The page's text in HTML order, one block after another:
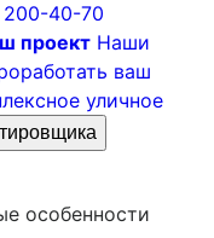
200-40-70
проект Наши
ваш
уличное
особенности